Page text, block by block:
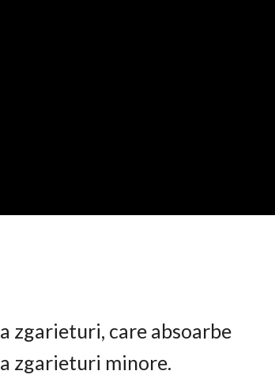
zgarieturi, care absoarbe
zgarieturi minore.